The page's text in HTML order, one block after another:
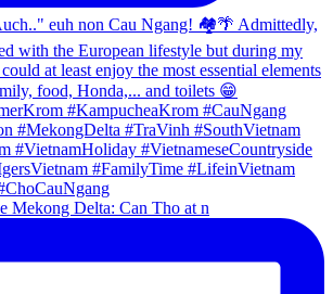
Mekong Delta: Can Tho at n